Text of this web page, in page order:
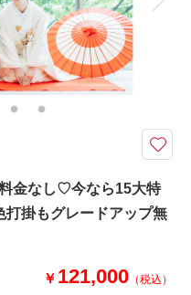
タル ペットと撮影
もの
味補正済み）・申請料金・ヘア
小物（襦袢、帯、草履、雪駄、扇
）
ン実施中★
能なロケーション場所！
おすすめです♪
写真を残せます！
金なし♡今なら15大特
打掛もグレードアップ無
￥ 121,000 （税込）